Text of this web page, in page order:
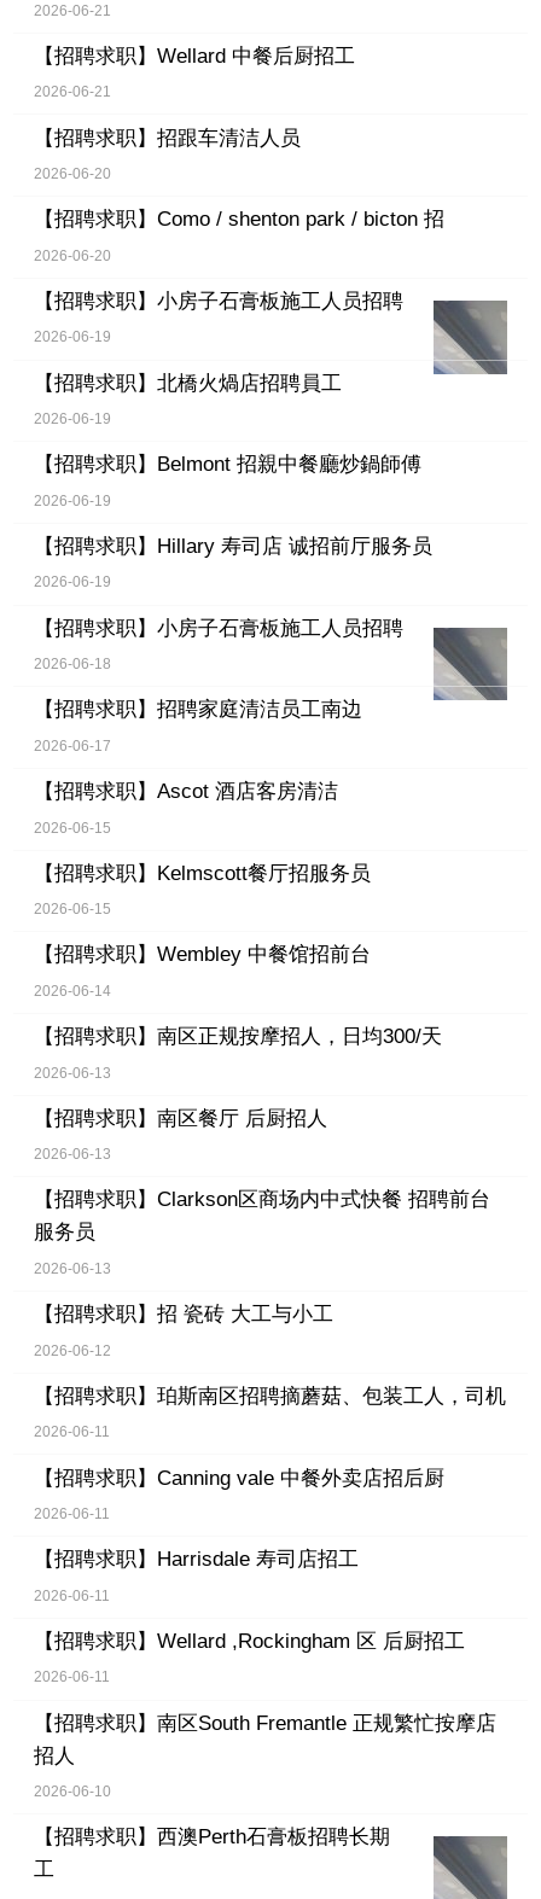
2026-06-21
【招聘求职】 Wellard 中餐后厨招工
2026-06-21
【招聘求职】 招跟车清洁人员
2026-06-20
【招聘求职】 Como / shenton park / bicton 招
2026-06-20
【招聘求职】 小房子石膏板施工人员招聘
2026-06-19
【招聘求职】 北橋火煱店招聘員工
2026-06-19
【招聘求职】 Belmont 招親中餐廳炒鍋師傅
2026-06-19
【招聘求职】 Hillary 寿司店 诚招前厅服务员
2026-06-19
【招聘求职】 小房子石膏板施工人员招聘
2026-06-18
【招聘求职】 招聘家庭清洁员工南边
2026-06-17
【招聘求职】 Ascot 酒店客房清洁
2026-06-15
【招聘求职】 Kelmscott餐厅招服务员
2026-06-15
【招聘求职】 Wembley 中餐馆招前台
2026-06-14
【招聘求职】 南区正规按摩招人，日均300/天
2026-06-13
【招聘求职】 南区餐厅 后厨招人
2026-06-13
【招聘求职】 Clarkson区商场内中式快餐 招聘前台
服务员
2026-06-13
【招聘求职】 招 瓷砖 大工与小工
2026-06-12
【招聘求职】 珀斯南区招聘摘蘑菇、包装工人，司机
2026-06-11
【招聘求职】 Canning vale 中餐外卖店招后厨
2026-06-11
【招聘求职】 Harrisdale 寿司店招工
2026-06-11
【招聘求职】 Wellard ,Rockingham 区 后厨招工
2026-06-11
【招聘求职】 南区South Fremantle 正规繁忙按摩店
招人
2026-06-10
【招聘求职】 西澳Perth石膏板招聘长期
工